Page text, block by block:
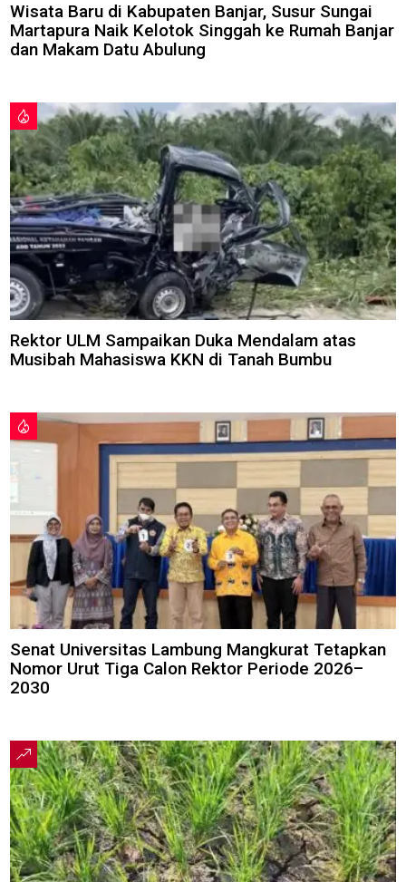
Wisata Baru di Kabupaten Banjar, Susur Sungai
Martapura Naik Kelotok Singgah ke Rumah Banjar
dan Makam Datu Abulung
Rektor ULM Sampaikan Duka Mendalam atas
Musibah Mahasiswa KKN di Tanah Bumbu
Senat Universitas Lambung Mangkurat Tetapkan
Nomor Urut Tiga Calon Rektor Periode 2026–
2030